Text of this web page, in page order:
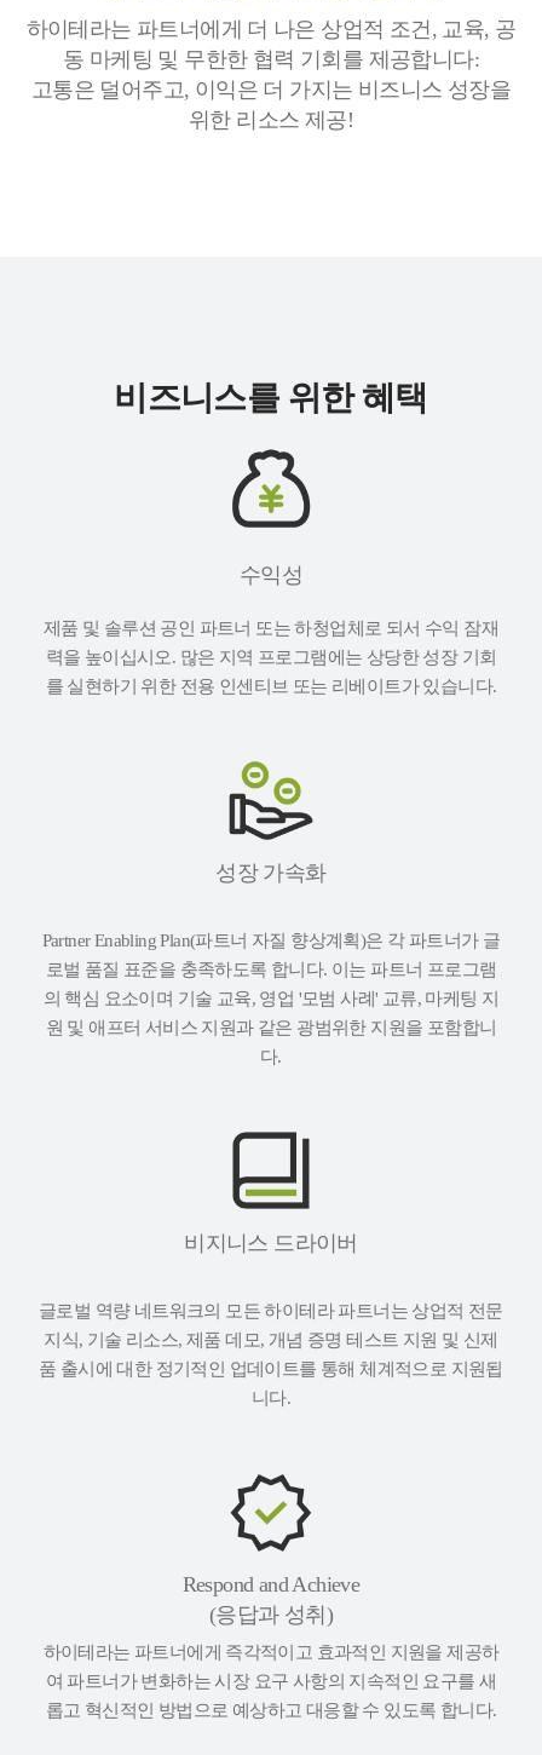
하이테라는 파트너에게 더 나은 상업적 조건, 교육, 공
동 마케팅 및 무한한 협력 기회를 제공합니다:
고통은 덜어주고, 이익은 더 가지는 비즈니스 성장을
위한 리소스 제공!
비즈니스를 위한 혜택
수익성
제품 및 솔루션 공인 파트너 또는 하청업체로 되서 수익 잠재
력을 높이십시오. 많은 지역 프로그램에는 상당한 성장 기회
를 실현하기 위한 전용 인센티브 또는 리베이트가 있습니다.
성장 가속화
Partner Enabling Plan(파트너 자질 향상계획)은 각 파트너가 글
로벌 품질 표준을 충족하도록 합니다. 이는 파트너 프로그램
의 핵심 요소이며 기술 교육, 영업 '모범 사례' 교류, 마케팅 지
원 및 애프터 서비스 지원과 같은 광범위한 지원을 포함합니
다.
비지니스 드라이버
글로벌 역량 네트워크의 모든 하이테라 파트너는 상업적 전문
지식, 기술 리소스, 제품 데모, 개념 증명 테스트 지원 및 신제
품 출시에 대한 정기적인 업데이트를 통해 체계적으로 지원됩
니다.
Respond and Achieve
(응답과 성취)
하이테라는 파트너에게 즉각적이고 효과적인 지원을 제공하
여 파트너가 변화하는 시장 요구 사항의 지속적인 요구를 새
롭고 혁신적인 방법으로 예상하고 대응할 수 있도록 합니다.